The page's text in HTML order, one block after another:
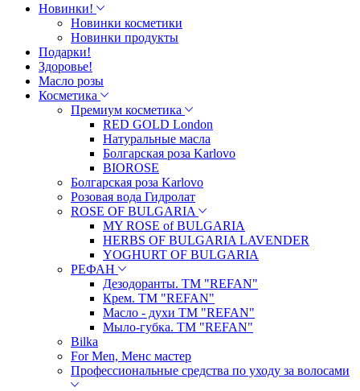
Новинки!
Новинки косметики
Новинки продукты
Подарки!
Здоровье!
Масло розы
Косметика
Премиум косметика
RED GOLD London
Натуральные масла
Болгарская роза Karlovo
BIOROSE
Болгарская роза Karlovo
Розовая вода Гидролат
ROSE OF BULGARIA
MY ROSE of BULGARIA
HERBS OF BULGARIA LAVENDER
YOGHURT OF BULGARIA
РЕФАН
Дезодоранты. ТМ "REFAN"
Крем. ТМ "REFAN"
Масло - духи ТМ "REFAN"
Мыло-губка. ТМ "REFAN"
Bilka
For Men, Менс мастер
Профессиональные средства по уходу за волосами